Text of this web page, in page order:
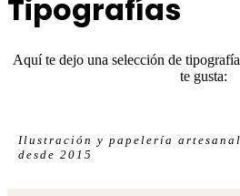
Tipografías
Aquí te dejo una selección de
te gusta:
Ilustración y papelería
desde 2015